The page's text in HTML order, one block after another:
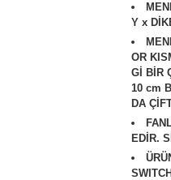
Y x
OR
Gİ BİR
10 cm
DA
EDİR.